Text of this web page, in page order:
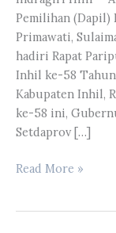
Pemilihan
Primawati,
hadiri Rapat
Inhil ke-58 Tahun
Kabupaten Inhil,
ke-58 ini,
Setdaprov […]
Dapil
Read More »